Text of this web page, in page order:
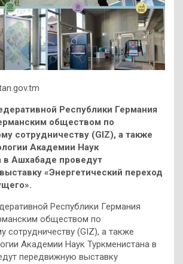
Республики Германия
обществом по
сотрудничеству (GIZ), а также
Академии Наук
в Ашхабаде проведут
«Энергетический переход
Республики Германия
обществом по
сотрудничеству (GIZ), а также
Академии Наук Туркменистана в
передвижную выставку